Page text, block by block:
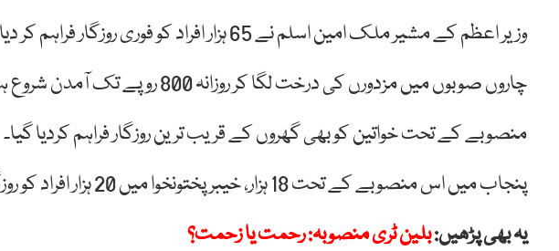
وزیر اعظم کے مشیر ملک امین اسلم نے 65 ہزار افراد کو فوری روزگار فراہم کر دیا ہے۔
چاروں صوبوں میں مزدورں کی درخت لگا کر روزانہ 800 روپے تک آمدن شروع ہوگئی ہے۔
منصوبے کے تحت خواتین کو بھی گھروں کے قریب ترین روزگار فراہم کردیا گیا۔
پنجاب میں اس منصوبے کے تحت 18 ہزار، خیبر پختونخوا میں 20 ہزار افراد کو روزگار فراہم کیا گیا۔
یہ بھی پڑھیں:بلین ٹری منصوبہ: رحمت یا زحمت؟